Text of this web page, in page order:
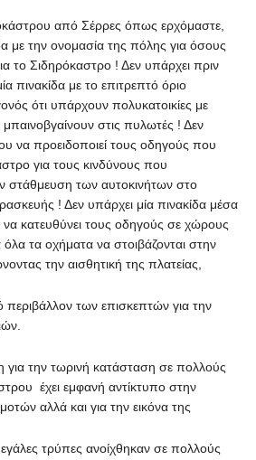
από Σέρρες όπως ερχόμαστε,
με την ονομασία της πόλης για όσους
το Σιδηρόκαστρο ! Δεν υπάρχει πριν
πινακίδα με το επιτρεπτό όριο
ότι υπάρχουν πολυκατοικίες με
στις πυλωτές ! Δεν
να προειδοποιεί τους οδηγούς που
για τους κινδύνους που
στάθμευση των αυτοκινήτων στο
! Δεν υπάρχει μία πινακίδα μέσα
κατευθύνει τους οδηγούς σε χώρους
τα οχήματα να στοιβάζονται στην
την αισθητική της πλατείας,
περιβάλλον των επισκεπτών για την
την τωρινή κατάσταση σε πολλούς
έχει εμφανή αντίκτυπο στην
αλλά και για την εικόνα της
τρύπες ανοίχθηκαν σε πολλούς